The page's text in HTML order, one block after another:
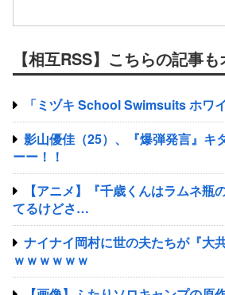
【相互RSS】こちらの記事も
「ミヅキ School Swimsuits ホワ
影山優佳（25）、『爆弾発言』キ
ーー！！
【アニメ】『千歳くんはラムネ瓶
てるけどさ…
ナイナイ岡村に世の夫たちが『大
ｗｗｗｗｗｗ